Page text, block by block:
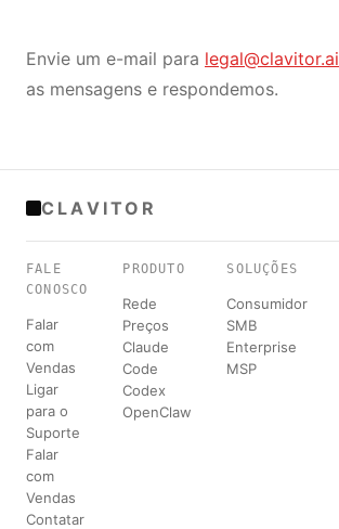
Envie um e-mail para legal@clavitor.ai
as mensagens e respondemos.
CLAVITOR
FALE
CONOSCO
Falar
com
Vendas
Ligar
para o
Suporte
Falar
com
Vendas
Contatar
PRODUTO
Rede
Preços
Claude
Code
Codex
OpenClaw
SOLUÇÕES
Consumidor
SMB
Enterprise
MSP